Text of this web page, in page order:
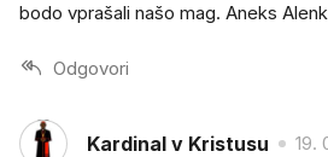
bodo vprašali našo mag. Aneks
Odgovori
Kardinal v Kristusu 19.